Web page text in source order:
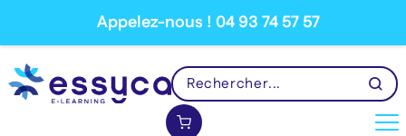
Appelez-nous ! 04 93 74 57 57